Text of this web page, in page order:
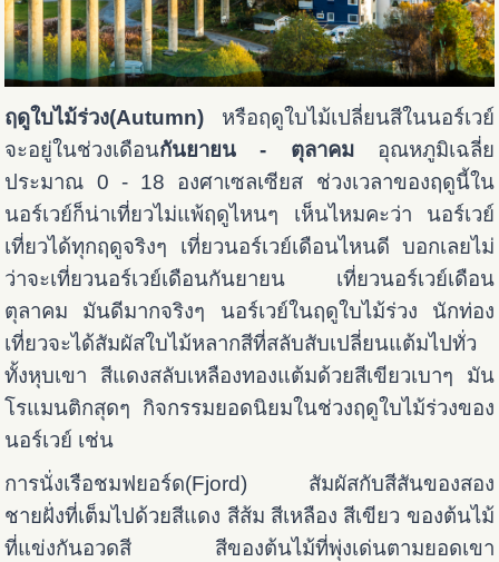
ฤดูใบไม้ร่วง(Autumn) หรือฤดูใบไม้เปลี่ยนสีในนอร์เวย์
จะอยู่ในช่วงเดือนกันยายน - ตุลาคมอุณหภูมิเฉลี่ย
ประมาณ 0 - 18 องศาเซลเซียส ช่วงเวลาของฤดูนี้ใน
นอร์เวย์ก็น่าเที่ยวไม่แพ้ฤดูไหนๆ เห็นไหมคะว่า นอร์เวย์
เที่ยวได้ทุกฤดูจริงๆ เที่ยวนอร์เวย์เดือนไหนดี บอกเลยไม่
ว่าจะเที่ยวนอร์เวย์เดือนกันยายน เที่ยวนอร์เวย์เดือน
ตุลาคม มันดีมากจริงๆ นอร์เวย์ในฤดูใบไม้ร่วง นักท่อง
เที่ยวจะได้สัมผัสใบไม้หลากสีที่สลับสับเปลี่ยนแต้มไปทั่ว
ทั้งหุบเขา สีแดงสลับเหลืองทองแต้มด้วยสีเขียวเบาๆ มัน
โรแมนติกสุดๆ กิจกรรมยอดนิยมในช่วงฤดูใบไม้ร่วงของ
นอร์เวย์ เช่น
การนั่งเรือชมฟยอร์ด(Fjord) สัมผัสกับสีสันของสอง
ชายฝั่งที่เต็มไปด้วยสีแดง สีส้ม สีเหลือง สีเขียว ของต้นไม้
ที่แข่งกันอวดสี สีของต้นไม้ที่พุ่งเด่นตามยอดเขา